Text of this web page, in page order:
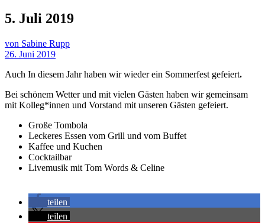
5. Juli 2019
von Sabine Rupp
26. Juni 2019
Auch In diesem Jahr haben wir wieder ein Sommerfest gefeiert.
Bei schönem Wetter und mit vielen Gästen haben wir gemeinsam
mit Kolleg*innen und Vorstand mit unseren Gästen gefeiert.
Große Tombola
Leckeres Essen vom Grill und vom Buffet
Kaffee und Kuchen
Cocktailbar
Livemusik mit Tom Words & Celine
teilen
teilen